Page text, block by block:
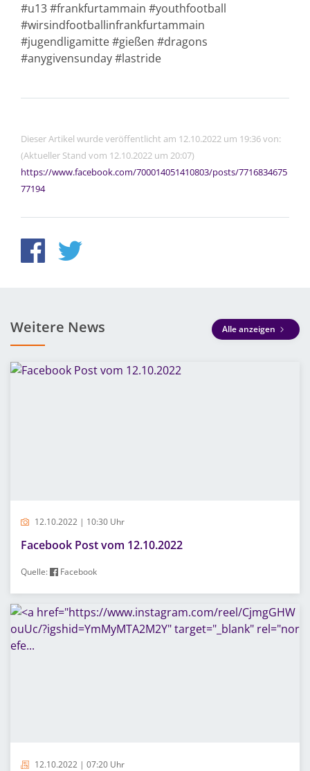
#u13 #frankfurtammain #youthfootball
#wirsindfootballinfrankfurtammain
#jugendligamitte #gießen #dragons
#anygivensunday #lastride
Dieser Artikel wurde veröffentlicht am 12.10.2022 um 19:36 von:
(Aktueller Stand vom 12.10.2022 um 20:07)
https://www.facebook.com/700014051410803/posts/7716834675
77194
Weitere News Alle anzeigen
12.10.2022 | 10:30 Uhr
Facebook Post vom 12.10.2022
Quelle: Facebook
12.10.2022 | 07:20 Uhr